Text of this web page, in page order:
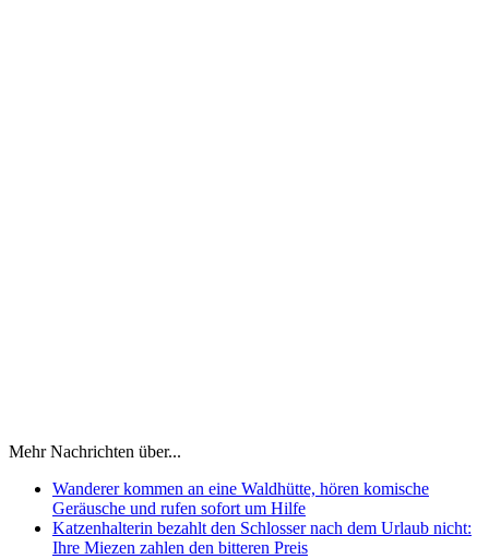
Mehr Nachrichten über...
Wanderer kommen an eine Waldhütte, hören komische
Geräusche und rufen sofort um Hilfe
Katzenhalterin bezahlt den Schlosser nach dem Urlaub nicht:
Ihre Miezen zahlen den bitteren Preis